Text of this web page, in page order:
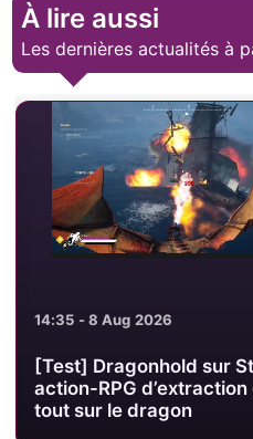
À lire aussi
Les dernières actualités à
14:35 - 8 Aug 2026
[Test] Dragonhold sur
action-RPG d’extraction
tout sur le dragon